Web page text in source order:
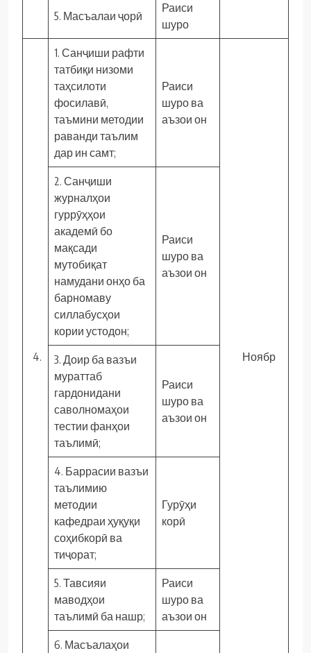
5. Масъалаи ҷорӣ
Раиси
шуро
4.
1. Санҷиши рафти
татбиқи низоми
таҳсилоти
фосилавӣ,
таъмини методии
раванди таълим
дар ин самт;
Раиси
шуро ва
аъзои он
Ноябр
2. Санҷиши
журналҳои
гуррӯҳҳои
академӣ бо
мақсади
мутобиқат
намудани онҳо ба
барномаву
силлабусҳои
кории устодон;
Раиси
шуро ва
аъзои он
3. Доир ба вазъи
мураттаб
гардонидани
саволномаҳои
тестии фанҳои
таълимӣ;
Раиси
шуро ва
аъзои он
4. Баррасии вазъи
таълимию
методии
кафедраи ҳуқуқи
соҳибкорӣ ва
тиҷорат;
Гурӯҳи
корӣ
5. Тавсияи
маводҳои
таълимӣ ба нашр;
Раиси
шуро ва
аъзои он
6. Масъалаҳои